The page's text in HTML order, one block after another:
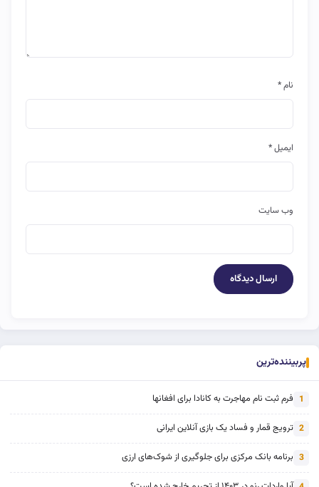
نام*
ایمیل*
وب‌ سایت
پربیننده‌ترین
1 فرم ثبت نام مهاجرت به کانادا برای افغانها
2 ترویج قمار و فساد یک بازی آنلاین ایرانی
3 برنامه بانک مرکزی برای جلوگیری از شوک‌های ارزی